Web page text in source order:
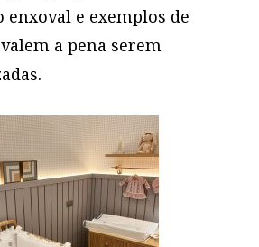
enxoval e exemplos de
a pena serem